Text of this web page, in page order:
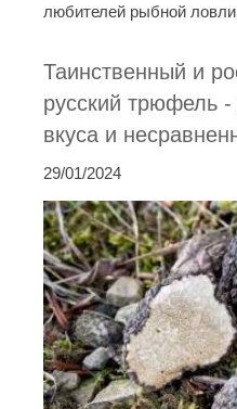
любителей рыбной
Таинственный и
русский трюфель -
вкуса и
29/01/2024